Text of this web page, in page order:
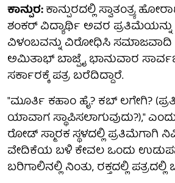
ಕಾನ್ಪುರ:ಕಾನ್ಪುರದಲ್ಲಿ ಸ್ವಾತಂತ್ರ್ಯ
ಶಂಕರ್ ವಿದ್ಯಾರ್ಥಿ ಅವರ ಪ್ರತಿಮೆಯನ್ನು
ವಿಳಂಬವನ್ನು ವಿರೋಧಿಸಿ ಸಮಾಜವಾದಿ
ಅಮಿತಾಭ್ ಬಾಜ್ಪೈ ಭಾನುವಾರ
ಸರ್ಕಾರಕ್ಕೆ ಪತ್ರ ಬರೆದಿದ್ದಾರೆ.
"ಮೂರ್ತಿ ಕಹಾಂ ಹೈ? ಕಬ್ ಲಗೇಗಿ?
ಯಾವಾಗ ಸ್ಥಾಪಿಸಲಾಗುವುದು?),"
ರೋಡ್ ಸ್ಮಾರಕ ಸ್ಥಳದಲ್ಲಿ ಪ್ರತಿಮೆಗಾಗಿ
ವೇದಿಕೆಯ ಬಳಿ ಕೇವಲ ಒಂದು
ಬರಿಗಾಲಿನಲ್ಲಿ ನಿಂತು, ರಕ್ತದಲ್ಲಿ ಪತ್ರದಲ್ಲಿ